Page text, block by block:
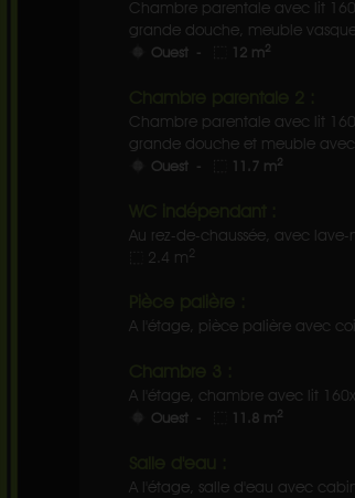
Chambre parentale avec lit
grande douche, meuble
Ouest -
12 m2
Chambre parentale avec lit
grande douche et meuble
Ouest -
11.7 m2
Au rez-de-chaussée, avec lave-
2.4 m2
A l'étage, pièce palière avec
A l'étage, chambre avec lit
Ouest -
11.8 m2
A l'étage, salle d'eau avec